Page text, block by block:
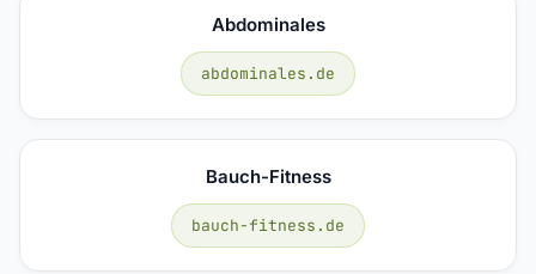
Abdominales
abdominales.de
Bauch-Fitness
bauch-fitness.de